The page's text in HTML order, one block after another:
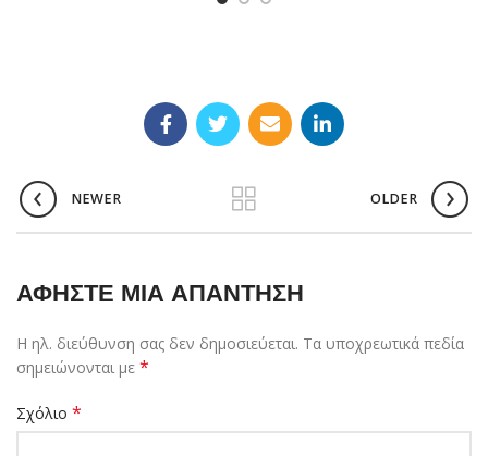
NEWER OLDER
ΑΦΉΣΤΕ ΜΙΑ ΑΠΆΝΤΗΣΗ
Η ηλ. διεύθυνση σας δεν δημοσιεύεται. Τα υποχρεωτικά πεδία
σημειώνονται με *
Σχόλιο *